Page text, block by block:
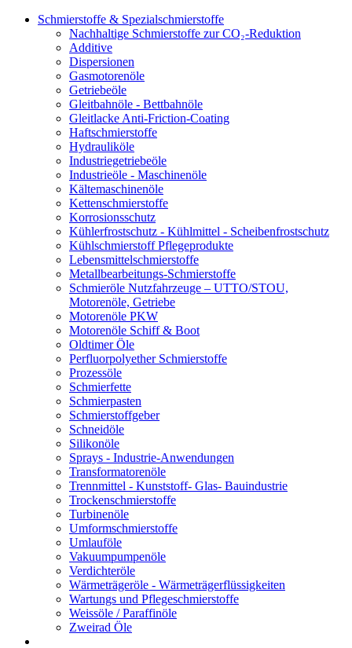
Schmierstoffe & Spezialschmierstoffe
Nachhaltige Schmierstoffe zur CO₂-Reduktion
Additive
Dispersionen
Gasmotorenöle
Getriebeöle
Gleitbahnöle - Bettbahnöle
Gleitlacke Anti-Friction-Coating
Haftschmierstoffe
Hydrauliköle
Industriegetriebeöle
Industrieöle - Maschinenöle
Kältemaschinenöle
Kettenschmierstoffe
Korrosionsschutz
Kühlerfrostschutz - Kühlmittel - Scheibenfrostschutz
Kühlschmierstoff Pflegeprodukte
Lebensmittelschmierstoffe
Metallbearbeitungs-Schmierstoffe
Schmieröle Nutzfahrzeuge – UTTO/STOU,
Motorenöle, Getriebe
Motorenöle PKW
Motorenöle Schiff & Boot
Oldtimer Öle
Perfluorpolyether Schmierstoffe
Prozessöle
Schmierfette
Schmierpasten
Schmierstoffgeber
Schneidöle
Silikonöle
Sprays - Industrie-Anwendungen
Transformatorenöle
Trennmittel - Kunststoff- Glas- Bauindustrie
Trockenschmierstoffe
Turbinenöle
Umformschmierstoffe
Umlauföle
Vakuumpumpenöle
Verdichteröle
Wärmeträgeröle - Wärmeträgerflüssigkeiten
Wartungs und Pflegeschmierstoffe
Weissöle / Paraffinöle
Zweirad Öle